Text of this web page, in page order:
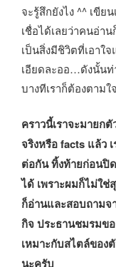
จะรู้สึกยังไง ^^ เขีย
เชื่อได้เลยว่าคนอ่า
เป็นสิ่งมีชิวิตที่เอาใ
เอียดละออ…ดังนั้น
บางทีเราก็ต้องตามใ
คราวนี้เราจะมายก
จริงหรือ facts แล้ว
ต่อกัน ทิ้งท้ายก่อนปิ
ได้ เพราะผมก็ไม่ใ
ก็อ่านและสอบถามจ
กิจ ประธานชมรมข
เหมาะกับสไตล์ของ
นะครับ